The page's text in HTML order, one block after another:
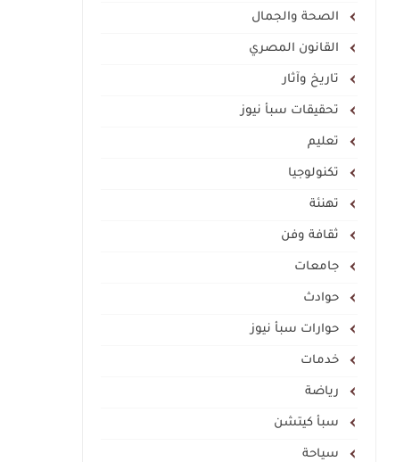
الصحة والجمال
القانون المصري
تاريخ وآثار
تحقيقات سبأ نيوز
تعليم
تكنولوجيا
تهنئة
ثقافة وفن
جامعات
حوادث
حوارات سبأ نيوز
خدمات
رياضة
سبأ كيتشن
سياحة